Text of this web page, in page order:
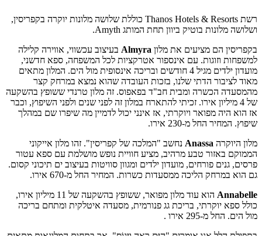
רשת Thanos Hotels & Resorts כוללת שלושה מלונות יוקרה בקפריסין,
ושלושה מלונות בוטיק ביוון תחת המותג Amyth.
בקפריסין הם מציעים את מלון Almyra בעיצוב עכשווי, אווירה קלילה
למשפחות וזוגות. עם אינספור אטרקציות לכל המשפחה, ספא חדשני,
מועדון ילדים מגיל 4 חודשים ובריכה אינסופית מול הים. המלון מתאים
מאוד לציבור הדתי שלנו, בזכות העובדה שהוא נמצא במרחק קצר
מהמסעדה הכשרה ומבית חב"ד בפאפוס. זה מלון טרנדי ששופץ בהשקעה
של 4 מיליון אירו. זכיתי להתארח במלון זה לפני שנים ולפני השיפוץ, וכבר
אז הוא היה מפואר ויוקרתי, אז אינני יכול לדמיין מה שיפרו שם במהלך
שיפוץ. המחיר החל מ-230 אירו.
מלון היוקרה Anassa נחשב "המלכה של קפריסין". זהו מלון אייקוני
הממוקם באזור טבע מרהיב, מציע חוויית נופש מושלמת עם ספא עטור
פרסים, גנים פורחים, מועדון ילדים ומגוון סוויטות בעיצוב ים תיכוני קסום.
גם הוא במרחק הליכה ממסעדות כשרות. המחיר החל מ-670 אירו.
Annabelle
הוא עוד מלון מפואר, ששופץ בהשקעה של 11 מיליון אירו,
כולל ספא יוקרתי, בריכת גג פנורמית, מסעדה איטלקית ומתחם בריכה
מול הים. החל מ-295 אירו .